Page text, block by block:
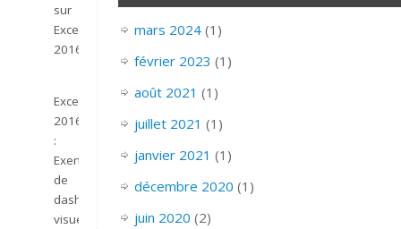
sur
Excel
2016.
Excel
2016
:
Exemple
de
dashboard
visuel
mars 2024(1)
février 2023 (1)
août 2021 (1)
juillet 2021 (1)
janvier 2021 (1)
décembre 2020 (1)
juin 2020 (2)